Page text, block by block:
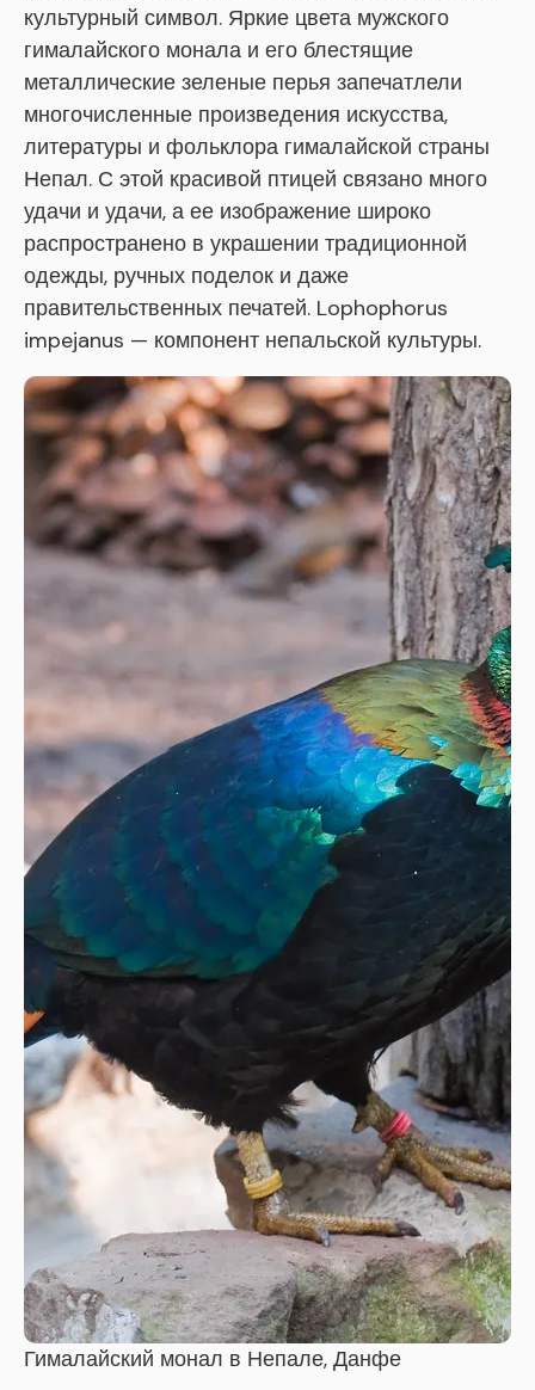
культурный символ. Яркие цвета мужского
гималайского монала и его блестящие
металлические зеленые перья запечатлели
многочисленные произведения искусства,
литературы и фольклора гималайской страны
Непал. С этой красивой птицей связано много
удачи и удачи, а ее изображение широко
распространено в украшении традиционной
одежды, ручных поделок и даже
правительственных печатей. Lophophorus
impejanus — компонент непальской культуры.
Гималайский монал в Непале, Данфе